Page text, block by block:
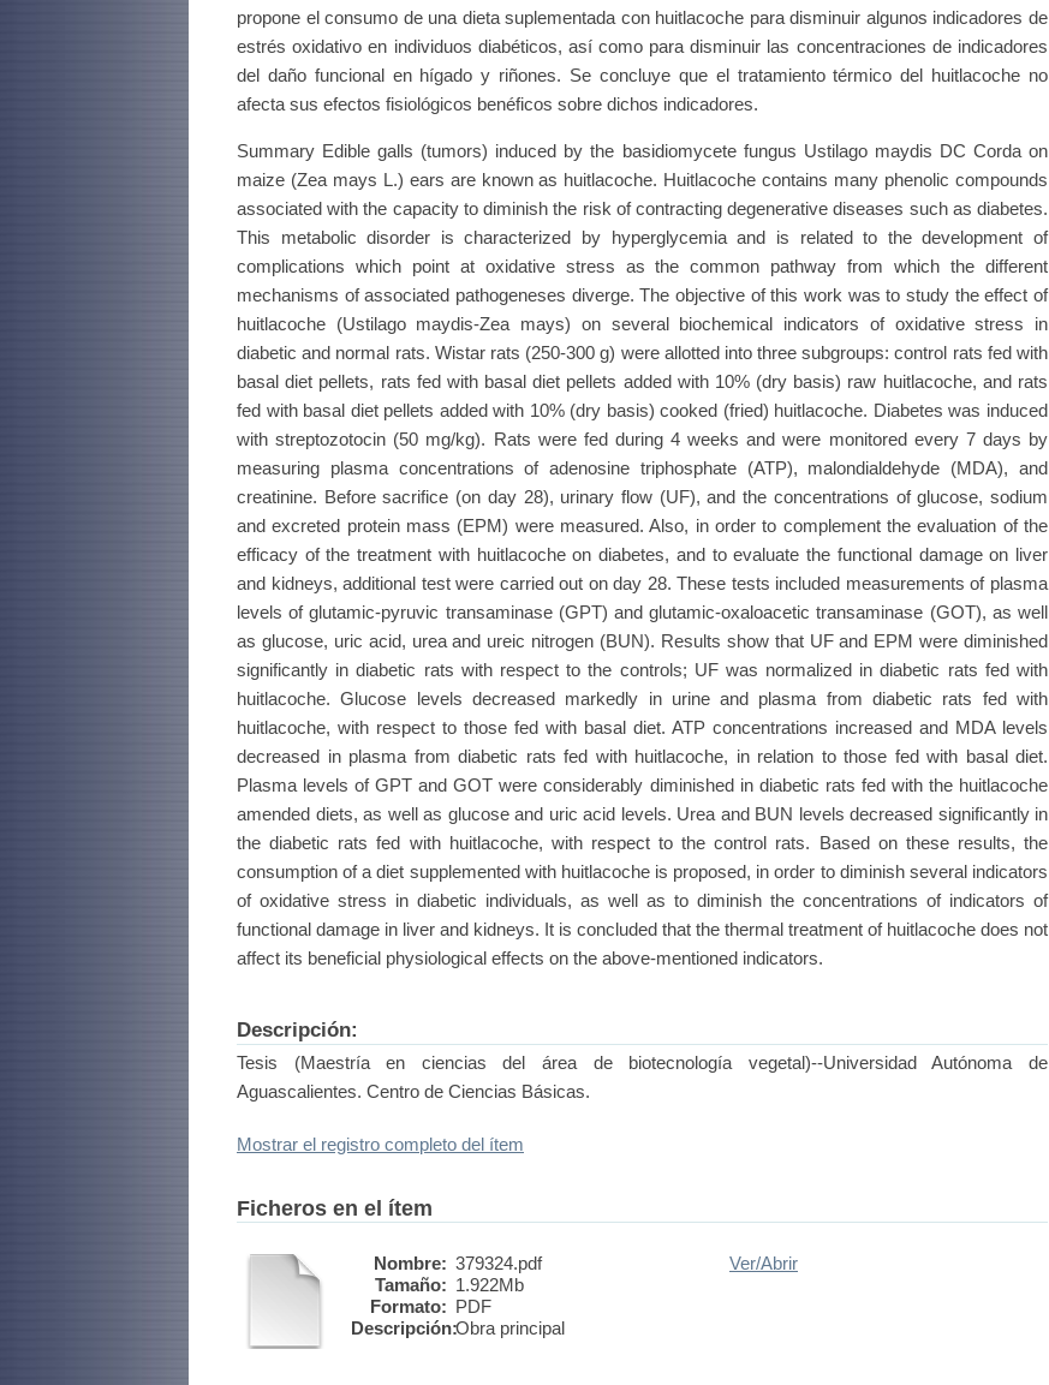
propone el consumo de una dieta suplementada con huitlacoche para disminuir algunos indicadores de
estrés oxidativo en individuos diabéticos, así como para disminuir las concentraciones de indicadores
del daño funcional en hígado y riñones. Se concluye que el tratamiento térmico del huitlacoche no
afecta sus efectos fisiológicos benéficos sobre dichos indicadores.
Summary Edible galls (tumors) induced by the basidiomycete fungus Ustilago maydis DC Corda on
maize (Zea mays L.) ears are known as huitlacoche. Huitlacoche contains many phenolic compounds
associated with the capacity to diminish the risk of contracting degenerative diseases such as diabetes.
This metabolic disorder is characterized by hyperglycemia and is related to the development of
complications which point at oxidative stress as the common pathway from which the different
mechanisms of associated pathogeneses diverge. The objective of this work was to study the effect of
huitlacoche (Ustilago maydis-Zea mays) on several biochemical indicators of oxidative stress in
diabetic and normal rats. Wistar rats (250-300 g) were allotted into three subgroups: control rats fed with
basal diet pellets, rats fed with basal diet pellets added with 10% (dry basis) raw huitlacoche, and rats
fed with basal diet pellets added with 10% (dry basis) cooked (fried) huitlacoche. Diabetes was induced
with streptozotocin (50 mg/kg). Rats were fed during 4 weeks and were monitored every 7 days by
measuring plasma concentrations of adenosine triphosphate (ATP), malondialdehyde (MDA), and
creatinine. Before sacrifice (on day 28), urinary flow (UF), and the concentrations of glucose, sodium
and excreted protein mass (EPM) were measured. Also, in order to complement the evaluation of the
efficacy of the treatment with huitlacoche on diabetes, and to evaluate the functional damage on liver
and kidneys, additional test were carried out on day 28. These tests included measurements of plasma
levels of glutamic-pyruvic transaminase (GPT) and glutamic-oxaloacetic transaminase (GOT), as well
as glucose, uric acid, urea and ureic nitrogen (BUN). Results show that UF and EPM were diminished
significantly in diabetic rats with respect to the controls; UF was normalized in diabetic rats fed with
huitlacoche. Glucose levels decreased markedly in urine and plasma from diabetic rats fed with
huitlacoche, with respect to those fed with basal diet. ATP concentrations increased and MDA levels
decreased in plasma from diabetic rats fed with huitlacoche, in relation to those fed with basal diet.
Plasma levels of GPT and GOT were considerably diminished in diabetic rats fed with the huitlacoche
amended diets, as well as glucose and uric acid levels. Urea and BUN levels decreased significantly in
the diabetic rats fed with huitlacoche, with respect to the control rats. Based on these results, the
consumption of a diet supplemented with huitlacoche is proposed, in order to diminish several indicators
of oxidative stress in diabetic individuals, as well as to diminish the concentrations of indicators of
functional damage in liver and kidneys. It is concluded that the thermal treatment of huitlacoche does not
affect its beneficial physiological effects on the above-mentioned indicators.
Descripción:
Tesis (Maestría en ciencias del área de biotecnología vegetal)--Universidad Autónoma de
Aguascalientes. Centro de Ciencias Básicas.
Mostrar el registro completo del ítem
Ficheros en el ítem
Nombre: 379324.pdf
Tamaño: 1.922Mb
Formato: PDF
Descripción:Obra principal
Ver/Abrir